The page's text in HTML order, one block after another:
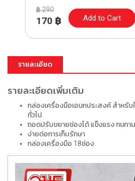
฿290
170 ฿ Add to Cart
รายละเอียด
รายละเอียดเพิ่มเติม
กล่องเครื่องมือเอนกประสงค์ สำหรั
ทั่วไป
ถอดปรับขยายช่องได้ แข็งแรง ทนทาน
ง่ายต่อการเก็บรักษา
กล่องเครื่องมือ 18ช่อง